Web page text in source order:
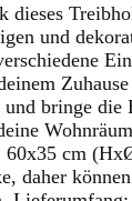
dieses
und
und bringe
60x35 cm
daher